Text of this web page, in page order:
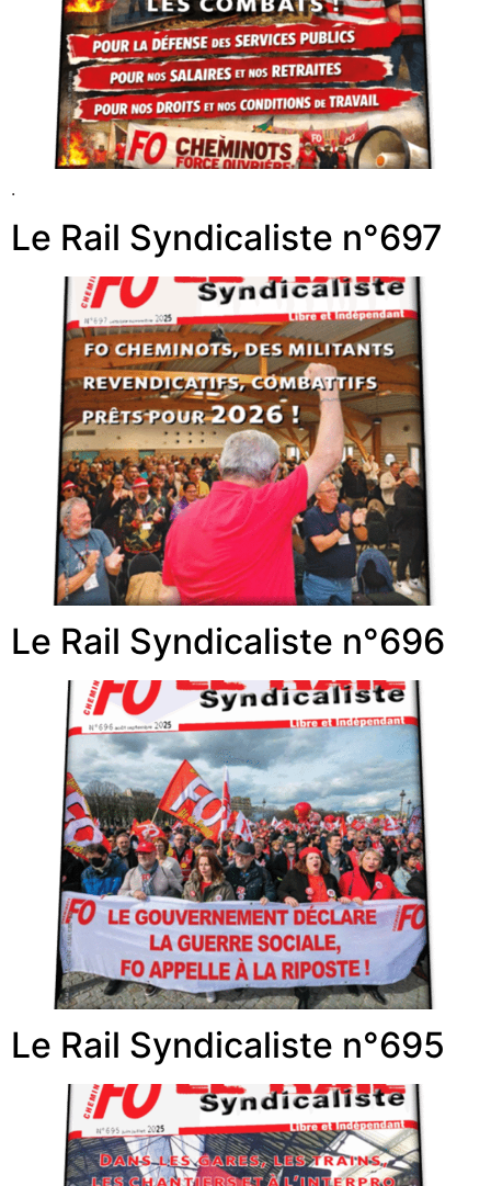
.
Le Rail Syndicaliste n°697
Le Rail Syndicaliste n°696
Le Rail Syndicaliste n°695